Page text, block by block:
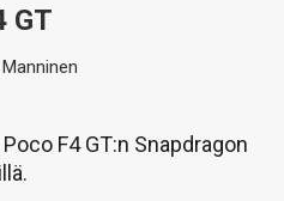
GT
F4 GT:n Snapdragon